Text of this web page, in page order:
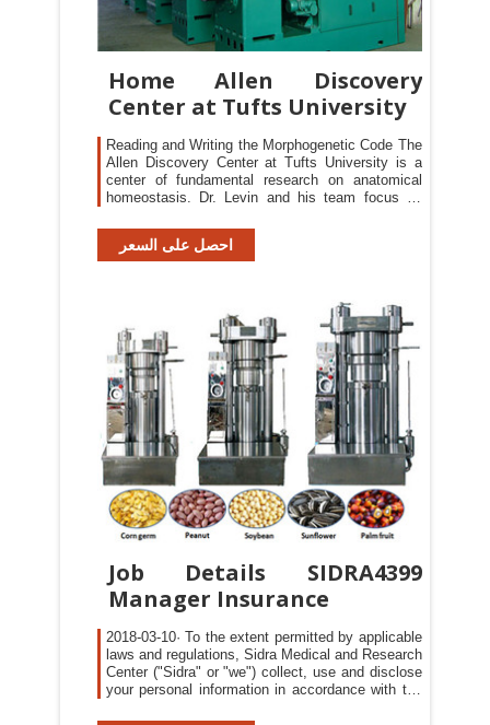
Home Allen Discovery
Center at Tufts University
Reading and Writing the Morphogenetic Code The
Allen Discovery Center at Tufts University is a
center of fundamental research on anatomical
homeostasis. Dr. Levin and his team focus on
that underlie the Morphogenetic Code. Explore
the concepts outlined in our White Paper, and
احصل على السعر
Job Details SIDRA4399
Manager Insurance
2018-03-10· To the extent permitted by applicable
laws and regulations, Sidra Medical and Research
Center ("Sidra" or "we") collect, use and disclose
your personal information in accordance with the